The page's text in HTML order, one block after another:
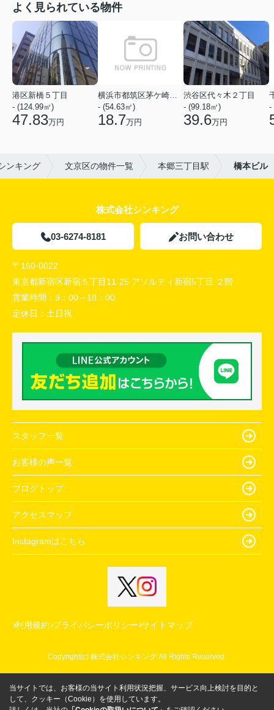
よく見られている物件
港区新橋５丁目
- (124.99㎡)
47.83万円
- (54.63㎡)
18.7万円
渋谷区代々木２丁目
- (99.18㎡)
39.6万円
-
ンキング 文京区の物件一覧 本郷三丁目駅 橋本ビル
株式会社シンキング
03-6274-8181 お問い合わせ
〒160-0022
東京都新宿区新宿５丁目11-25 アソルティ新宿5丁目 ２階
営業時間： 9：00～18：00
定休日： 土日祝
スタッフ一覧
お客様の声一覧
ブログトップ
アクセスマップ
Instagramはこちら
利用規約 プライバシーポリシー サイトマップ
Copyright(c) 株式会社シンキング All Rights Reserved.
当サイトでは、お客様の当サイト利用状況把握、サービス向上検討を目的と
して、クッキー（Cookie）を使用しています。